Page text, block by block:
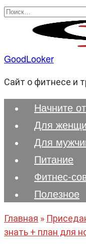
Перейти
содержанию
Search
GoodLooker
Сайт о фитнесе и
Начните
Для
Для
Питание
Фитнес-
Полезноe
Главная »
знать + план для